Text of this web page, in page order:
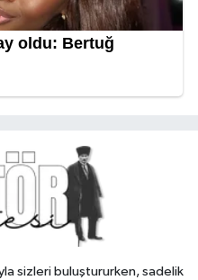
sizleri buluştururken, sadelik